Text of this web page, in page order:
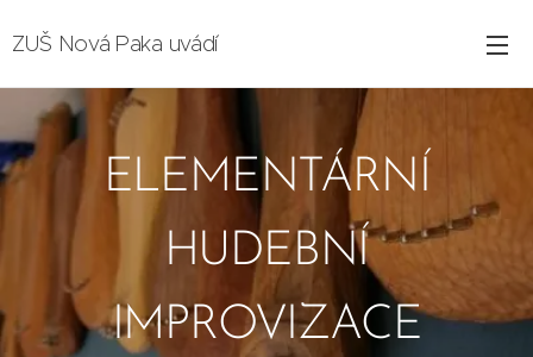
ZUŠ Nová Paka uvádí
ELEMENTÁRNÍ
HUDEBNÍ
IMPROVIZACE